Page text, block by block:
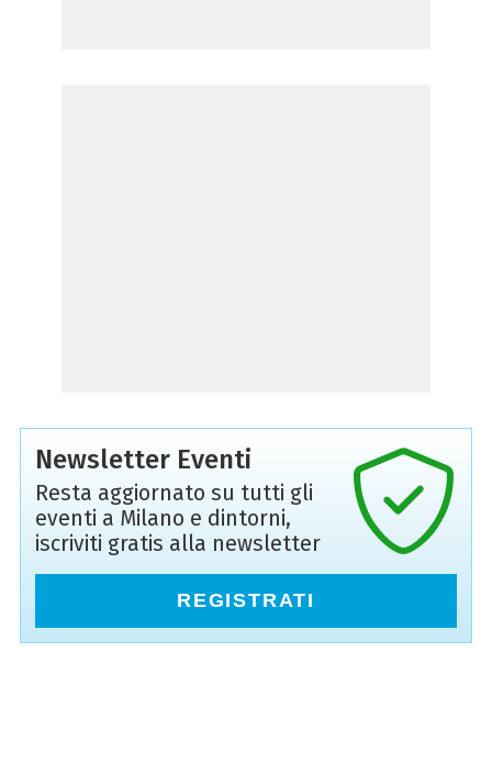
Newsletter Eventi
Resta aggiornato su tutti gli
eventi a Milano e dintorni,
iscriviti gratis alla newsletter
REGISTRATI